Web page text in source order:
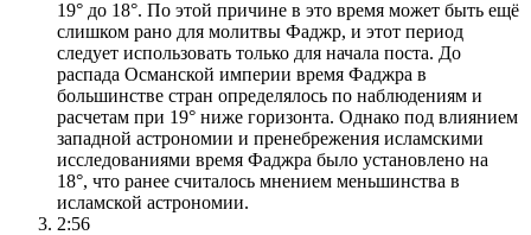
19° до 18°. По этой причине в это время может быть ещё
слишком рано для молитвы Фаджр, и этот период
следует использовать только для начала поста. До
распада Османской империи время Фаджра в
большинстве стран определялось по наблюдениям и
расчетам при 19° ниже горизонта. Однако под влиянием
западной астрономии и пренебрежения исламскими
исследованиями время Фаджра было установлено на
18°, что ранее считалось мнением меньшинства в
исламской астрономии.
2:56